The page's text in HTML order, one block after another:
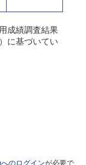
成績調査結果
に基づいてい
のログインが必要で